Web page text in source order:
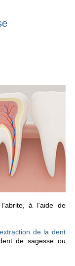
à l'aide de
extraction de la dent
de sagesse ou